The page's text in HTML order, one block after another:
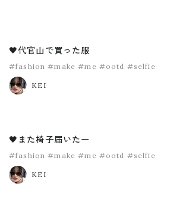
🖤代官山で買った服
#fashion #make #me #ootd #selfie
KEI
🖤また椅子届いたー
#fashion #make #me #ootd #selfie
KEI